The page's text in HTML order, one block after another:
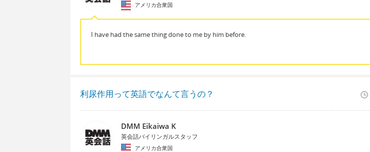
アメリカ合衆国
I have had the same thing done to me by him before.
利尿作用って英語でなんて言うの？
DMM Eikaiwa K
英会話バイリンガルスタッフ
アメリカ合衆国